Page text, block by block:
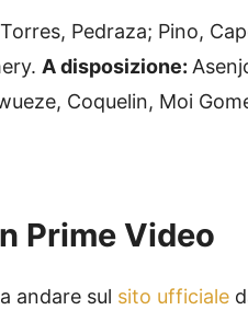
Pedraza; Pino,
A disposizione:
Coquelin, Moi
Prime Video
andare sul sito ufficiale